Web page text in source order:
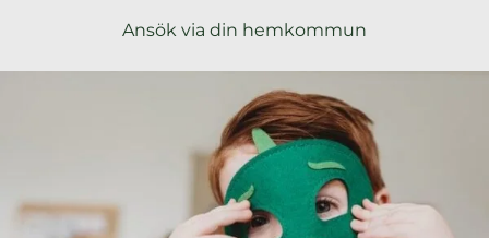
Ansök via din hemkommun